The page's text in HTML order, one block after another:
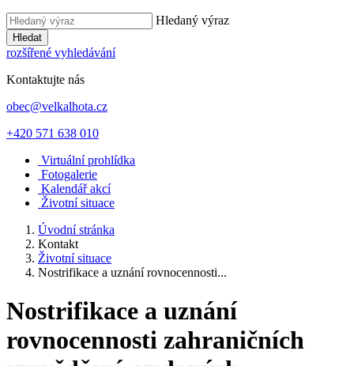
Hledaný výraz
Hledat
rozšířené vyhledávání
Kontaktujte nás
obec@velkalhota.cz
+420 571 638 010
Virtuální prohlídka
Fotogalerie
Kalendář akcí
Životní situace
Úvodní stránka
Kontakt
Životní situace
Nostrifikace a uznání rovnocennosti...
Nostrifikace a uznání
rovnocennosti zahraničních